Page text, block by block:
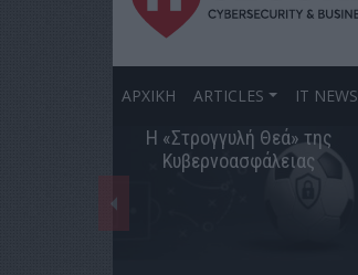
ΑΡΧΙΚΗ ARTICLES IT NEWS
Η «Στρογγυλή Θεά» της
Κυβερνοασφάλειας